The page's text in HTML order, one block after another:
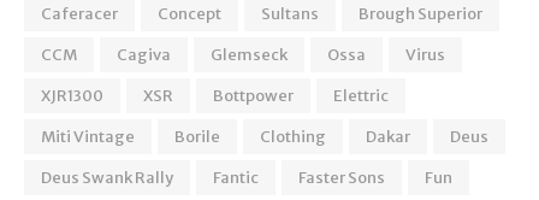
Caferacer
Concept Sultans
Brough Superior
CCM
Cagiva Glemseck Ossa
Virus
XJR1300
XSR Bottpower
Elettric
Miti Vintage
Borile Clothing Dakar
Deus
Deus Swank Rally
Fantic Faster Sons
Fun